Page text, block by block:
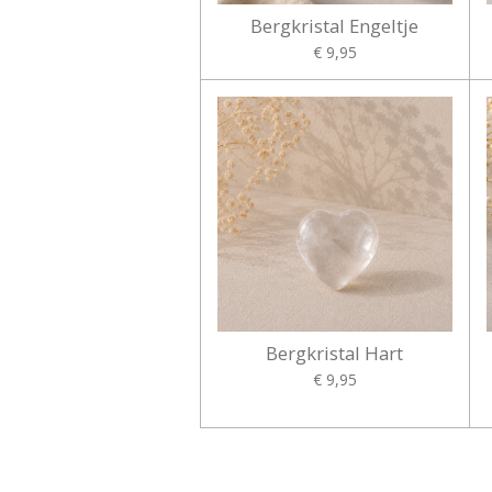
Bergkristal Engeltje
€ 9,95
Bergkristal Hart
€ 9,95